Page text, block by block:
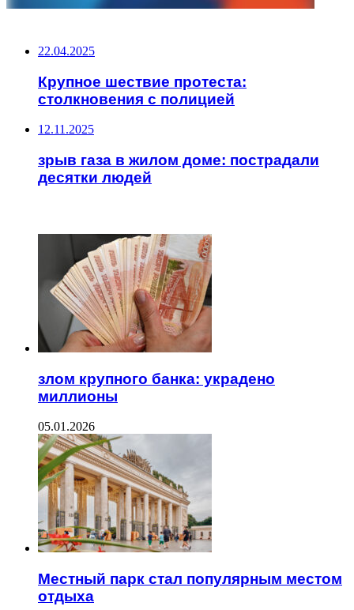
22.04.2025
Крупное шествие протеста:
столкновения с полицией
12.11.2025
зрыв газа в жилом доме: пострадали
десятки людей
злом крупного банка: украдено
миллионы
05.01.2026
Местный парк стал популярным местом
отдыха